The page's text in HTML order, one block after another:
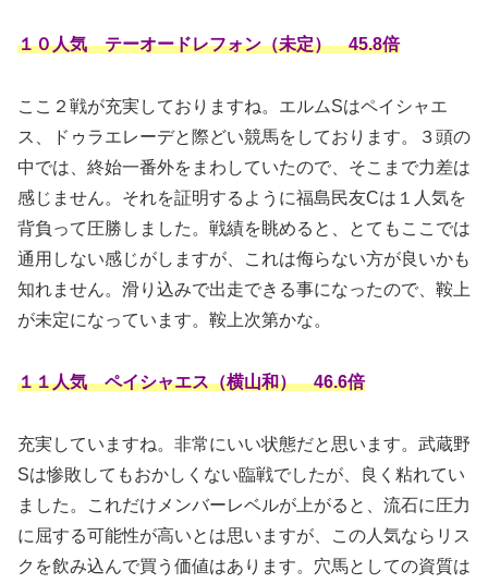
１０人気 テーオードレフォン（未定） 45.8倍
ここ２戦が充実しておりますね。エルムSはペイシャエ
ス、ドゥラエレーデと際どい競馬をしております。３頭の
中では、終始一番外をまわしていたので、そこまで力差は
感じません。それを証明するように福島民友Cは１人気を
背負って圧勝しました。戦績を眺めると、とてもここでは
通用しない感じがしますが、これは侮らない方が良いかも
知れません。滑り込みで出走できる事になったので、鞍上
が未定になっています。鞍上次第かな。
１１人気 ペイシャエス（横山和） 46.6倍
充実していますね。非常にいい状態だと思います。武蔵野
Sは惨敗してもおかしくない臨戦でしたが、良く粘れてい
ました。これだけメンバーレベルが上がると、流石に圧力
に屈する可能性が高いとは思いますが、この人気ならリス
クを飲み込んで買う価値はあります。穴馬としての資質は